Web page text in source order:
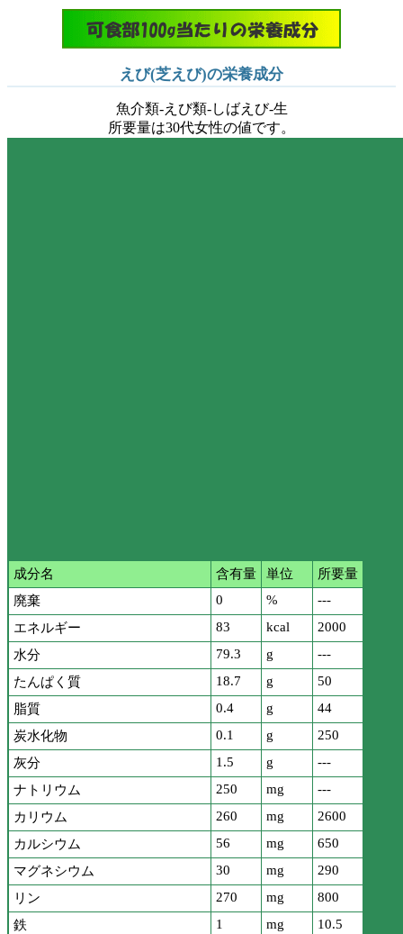
えび(芝えび)の栄養成分
魚介類-えび類-しばえび-生
所要量は30代女性の値です。
成分名 含有量 単位
所要量
廃棄
0 %
---
エネルギー
83 kcal
2000
水分
79.3 g
---
たんぱく質
18.7 g
50
脂質
0.4 g
44
炭水化物
0.1 g
250
灰分
1.5 g
---
ナトリウム
250 mg
---
カリウム
260 mg
2600
カルシウム
56 mg
650
マグネシウム
30 mg
290
リン
270 mg
800
鉄
1 mg
10.5